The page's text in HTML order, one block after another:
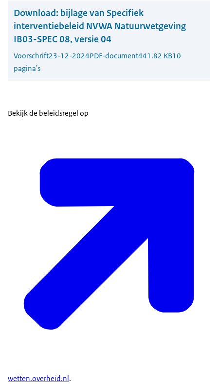
Download: bijlage van Specifiek
interventiebeleid NVWA Natuurwetgeving
IB03-SPEC 08, versie 04
Voorschrift23-12-2024PDF-document441.82 KB10
pagina's
Bekijk de beleidsregel op
wetten.overheid.nl .